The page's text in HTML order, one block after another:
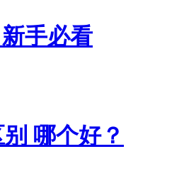
手必看
哪个好？